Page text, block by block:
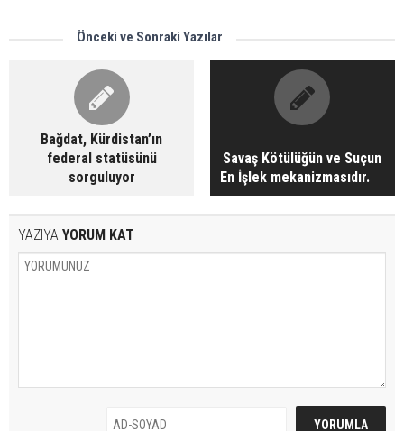
Önceki ve Sonraki Yazılar
Bağdat, Kürdistan’ın
federal statüsünü
sorguluyor
Savaş Kötülüğün ve Suçun
En İşlek mekanizmasıdır.
YAZIYA YORUM KAT